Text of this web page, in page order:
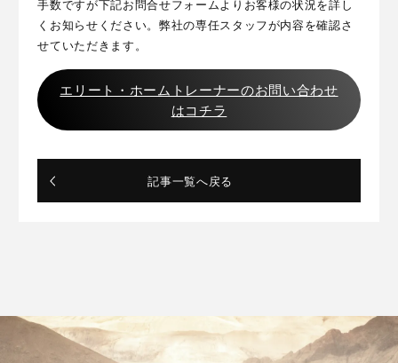
手数ですが下記お問合せフォームよりお客様の状況を詳し
くお知らせください。弊社の専任スタッフが内容を確認さ
せていただきます。
エリート・ホームトレーナーのお問い合わせ
はコチラ
記事一覧へ戻る